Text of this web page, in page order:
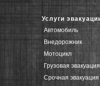
Услуги
Автомобиль
Внедорожник
Мотоцикл
Грузовая эвакуация
Срочная эвакуация